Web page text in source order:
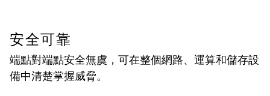
安全可靠
端點對端點安全無虞，可在整個網路、運算和儲存設
備中清楚掌握威脅。